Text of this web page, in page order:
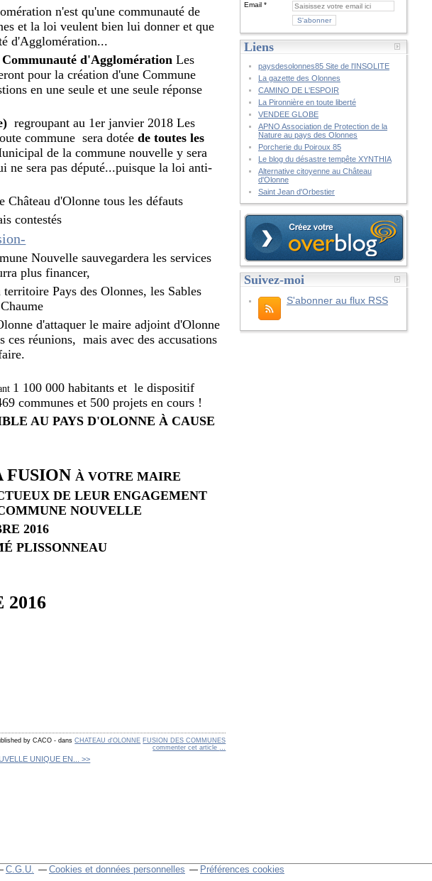
n'est qu'une communauté de
et la loi veulent bien lui donner et que
d'Agglomération...
Communauté d'AgglomérationLes
pour la création d'une Commune
en une seule et une seule réponse
regroupant au 1er janvier 2018 Les
commune sera dotéede toutes les
de la commune nouvelle y sera
ne sera pas député...puisque la loi anti-
d'Olonne tous les défauts
contestés
Nouvelle sauvegardera les services
plus financer,
Pays des Olonnes, les Sables
d'attaquer le maire adjoint d'Olonne
réunions, mais avec des accusations
1 100 000 habitants etle dispositif
communes et 500 projets en cours !
AU PAYS D'OLONNE À CAUSE
FUSION À VOTRE MAIRE
DE LEUR ENGAGEMENT
NOUVELLE
2016
PLISSONNEAU
2016
by CACO - dansCHATEAU d'OLONNE FUSION DES COMMUNES
commenter cet article
UNIQUE EN... >>
Email
Liens
paysdesolonnes85 Site de l'INSOLITE
La gazette des Olonnes
CAMINO DE L'ESPOIR
La Pironnière en toute liberté
VENDEE GLOBE
APNO Association de Protection de la
Nature au pays des Olonnes
Porcherie du Poiroux 85
Le blog du désastre tempête XYNTHIA
Alternative citoyenne au Château
d'Olonne
Saint Jean d'Orbestier
Suivez-moi
S'abonner au flux RSS
C.G.U. Cookies et données personnelles Préférences cookies